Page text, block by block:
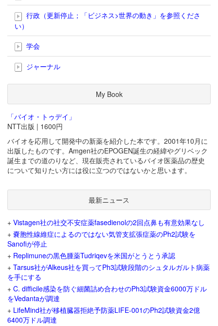
行政（更新停止；「ビジネス>世界の動き」を参照くださ
い）
学会
ジャーナル
My Book
「バイオ・トゥデイ」
NTT出版 | 1600円
バイオを応用して開発中の新薬を紹介した本です。2001年10月に
出版したものです。Amgen社のEPOGEN誕生の経緯やグリベック
誕生までの道のりなど、現在販売されているバイオ医薬品の歴史
について知りたい方には役に立つのではないかと思います。
最新ニュース
+ Vistagen社の社交不安症薬fasedienolの2回点鼻も有意効果なし
+ 嚢胞性線維症によるのではない気管支拡張症薬のPh2試験を
Sanofiが停止
+ Replimuneの黒色腫薬Tudriqevを米国がとうとう承認
+ Tarsus社がAlkeus社を買ってPh3試験段階のシュタルガルト病薬
を手にする
+ C. difficile感染を防ぐ細菌詰め合わせのPh3試験資金6000万ドル
をVedantaが調達
+ LifeMind社が移植臓器拒絶予防薬LIFE-001のPh2試験資金2億
6400万ドル調達